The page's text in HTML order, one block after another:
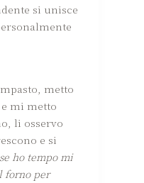
si unisce
metto
mi metto
li osservo
e si
ho tempo mi
forno per